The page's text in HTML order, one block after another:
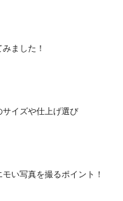
ました！
イズや仕上げ選び
い写真を撮るポイント！